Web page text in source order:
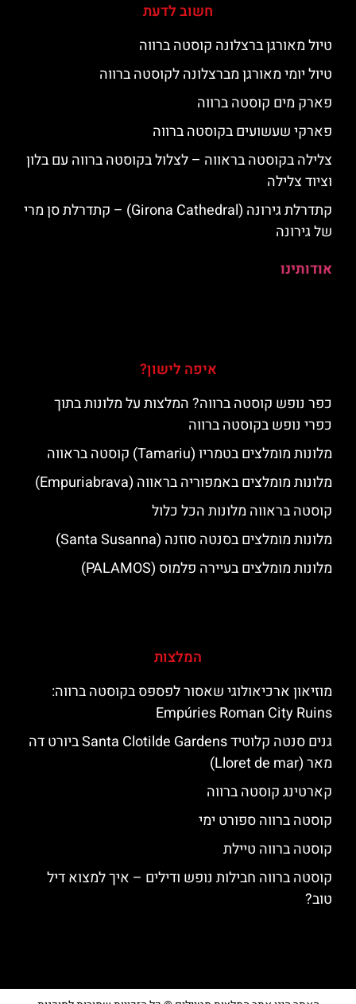
חשוב לדעת
טיול מאורגן ברצלונה קוסטה ברווה
טיול יומי מאורגן מברצלונה לקוסטה ברווה
פארק מים קוסטה ברווה
פארקי שעשועים בקוסטה ברווה
צלילה בקוסטה בראווה – לצלול בקוסטה ברווה עם בלון
וציוד צלילה
קתדרלת גירונה (Girona Cathedral) – קתדרלת סן מרי
של גירונה
אודותינו
איפה לישון?
כפר נופש קוסטה ברווה? המלצות על מלונות בתוך
כפרי נופש בקוסטה ברווה
מלונות מומלצים בטמריו (Tamariu) קוסטה בראווה
מלונות מומלצים באמפוריה בראווה (Empuriabrava)
קוסטה בראווה מלונות הכל כלול
מלונות מומלצים בסנטה סוזנה (Santa Susanna)
מלונות מומלצים בעיירה פלמוס (PALAMOS)
המלצות
מוזיאון ארכיאולוגי שאסור לפספס בקוסטה ברווה:
Empúries Roman City Ruins
גנים סנטה קלוטיד Santa Clotilde Gardens ביורט דה
מאר (Lloret de mar)
קארטינג קוסטה ברווה
קוסטה ברווה ספורט ימי
קוסטה ברווה טיילת
קוסטה ברווה חבילות נופש ודילים – איך למצוא דיל
טוב?